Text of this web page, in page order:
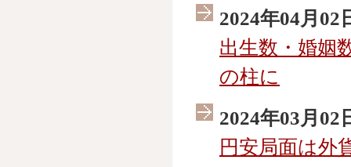
2024年04月02
出生数・婚姻
の柱に
2024年03月02
円安局面は外